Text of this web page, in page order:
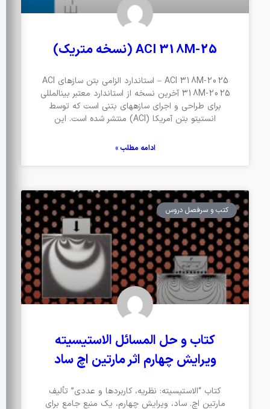
ACI 318M-25 (نسخه متریک)
ACI 318M-2025 – استاندارد الزامی بتن سازهای ACI
318M-2025 آخرین نسخه از استاندارد معتبر بینالمللی
برای طراحی و اجرای سازههای بتنی است که توسط
انستیتو بتن آمریکا (ACI) منتشر شده است. این
ادامه مطلب »
کتب و سرفصل دروس
کتاب و حل المسائل الاستیسیته
ویرایش چهارم اثر مارتین اچ ساد
کتاب “الاستیسیته: نظریه، کاربردها و عددی” تألیف
مارتین اچ. ساد، ویرایش چهارم، یک منبع جامع برای